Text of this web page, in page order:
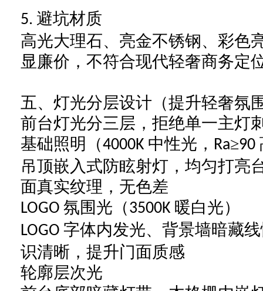
5. 避坑材质
高光大理石、亮金不锈钢、彩色
显廉价，不符合现代轻奢商务定
五、灯光分层设计（提升轻奢氛
前台灯光分三层，拒绝单一主灯
基础照明（4000K 中性光， Ra≥90
吊顶嵌入式防眩射灯，均匀打亮
面真实纹理，无色差
LOGO 氛围光（3500K 暖白光）
LOGO 字体内发光、背景墙暗藏
识清晰，提升门面质感
轮廓层次光